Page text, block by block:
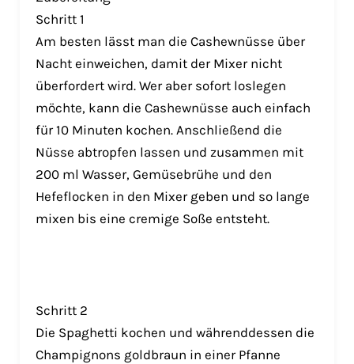
Schritt 1
Am besten lässt man die Cashewnüsse über
Nacht einweichen, damit der Mixer nicht
überfordert wird. Wer aber sofort loslegen
möchte, kann die Cashewnüsse auch einfach
für 10 Minuten kochen. Anschließend die
Nüsse abtropfen lassen und zusammen mit
200 ml Wasser, Gemüsebrühe und den
Hefeflocken in den Mixer geben und so lange
mixen bis eine cremige Soße entsteht.
Schritt 2
Die Spaghetti kochen und währenddessen die
Champignons goldbraun in einer Pfanne